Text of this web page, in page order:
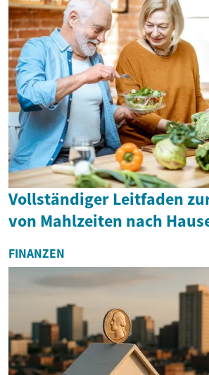
Vollständiger Leitfaden
von Mahlzeiten nach
FINANZEN